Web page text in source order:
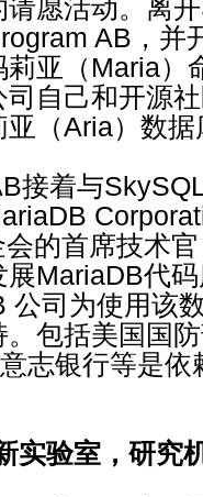
请愿活动。离
AB，并
亚（Maria）
司自己和开源
（Aria）数据
接着与
的首席技术
MariaDB代
公司为使用该
包括美国国
志银行等是
实验室，研究